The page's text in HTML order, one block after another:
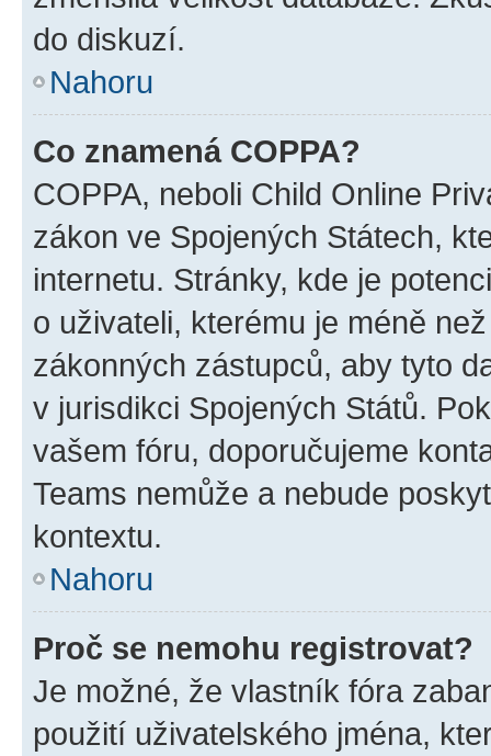
do diskuzí.
Nahoru
Co znamená COPPA?
COPPA, neboli Child Online
zákon ve Spojených Státech,
internetu. Stránky, kde je
o uživateli, kterému je méně
zákonných zástupců, aby tyto
v jurisdikci Spojených Států.
vašem fóru, doporučujeme
Teams nemůže a nebude
kontextu.
Nahoru
Proč se nemohu registrovat?
Je možné, že vlastník fóra
použití uživatelského jména,